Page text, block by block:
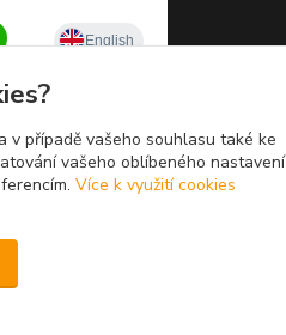
v případě vašeho souhlasu také ke
vašeho oblíbeného nastavení
Více k využití cookies